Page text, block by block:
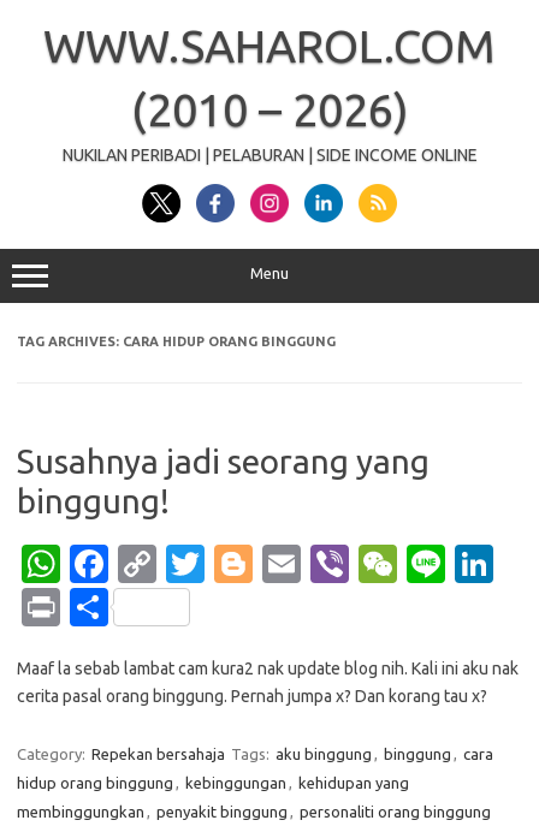
contentWWW.SAHAROL.COM
(2010 – 2026)
NUKILAN PERIBADI | PELABURAN | SIDE INCOME ONLINE
Menu
TAG ARCHIVES: CARA HIDUP ORANG BINGGUNG
Susahnya jadi seorang yang
binggung!
W
h
at
s
A
p
p
Fa
c
e
b
o
k
C
o
p
y
Li
n
k
T
te
r
Bl
g
er
E
Vi
W
h
Li
e
Pr
t
S
ar
Maaf la sebab lambat cam kura2 nak update blog nih. Kali ini aku nak
cerita pasal orang binggung. Pernah jumpa x? Dan korang tau x?
Category: Repekan bersahaja Tags: aku binggung , binggung , cara
hidup orang binggung , kebinggungan , kehidupan yang
membinggungkan , penyakit binggung , personaliti orang binggung